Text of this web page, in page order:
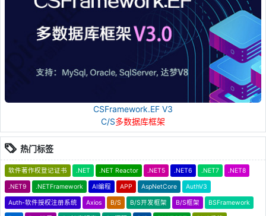
CSFramework.EF V3
C/S多数据库框架
热门标签
软件著作权登记证书 .NET .NET Reactor .NET5 .NET6 .NET7 .NET8
.NET9 .NETFramework AI编程 APP AspNetCore AuthV3
Auth-软件授权注册系统 Axios B/S B/S开发框架 B/S框架 BSFramework